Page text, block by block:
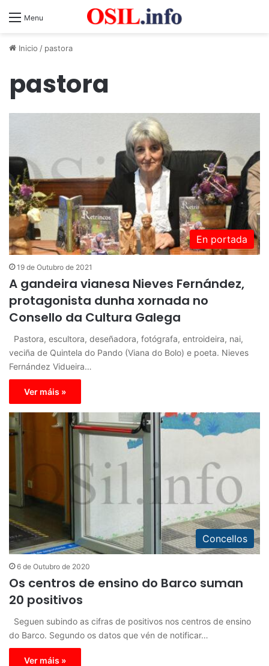
Menu
Inicio / pastora
pastora
En portada
19 de Outubro de 2021
A gandeira vianesa Nieves Fernández,
protagonista dunha xornada no
Consello da Cultura Galega
Pastora, escultora, deseñadora, fotógrafa, entroideira, nai,
veciña de Quintela do Pando (Viana do Bolo) e poeta. Nieves
Fernández Vidueira…
Ver máis »
Concellos
6 de Outubro de 2020
Os centros de ensino do Barco suman
20 positivos
Seguen subindo as cifras de positivos nos centros de ensino
do Barco. Segundo os datos que vén de notificar…
Ver máis »